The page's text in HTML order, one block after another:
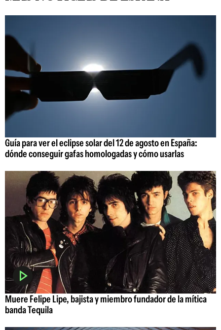
Guía para ver el eclipse solar del 12 de agosto en España:
dónde conseguir gafas homologadas y cómo usarlas
Muere Felipe Lipe, bajista y miembro fundador de la mítica
banda Tequila